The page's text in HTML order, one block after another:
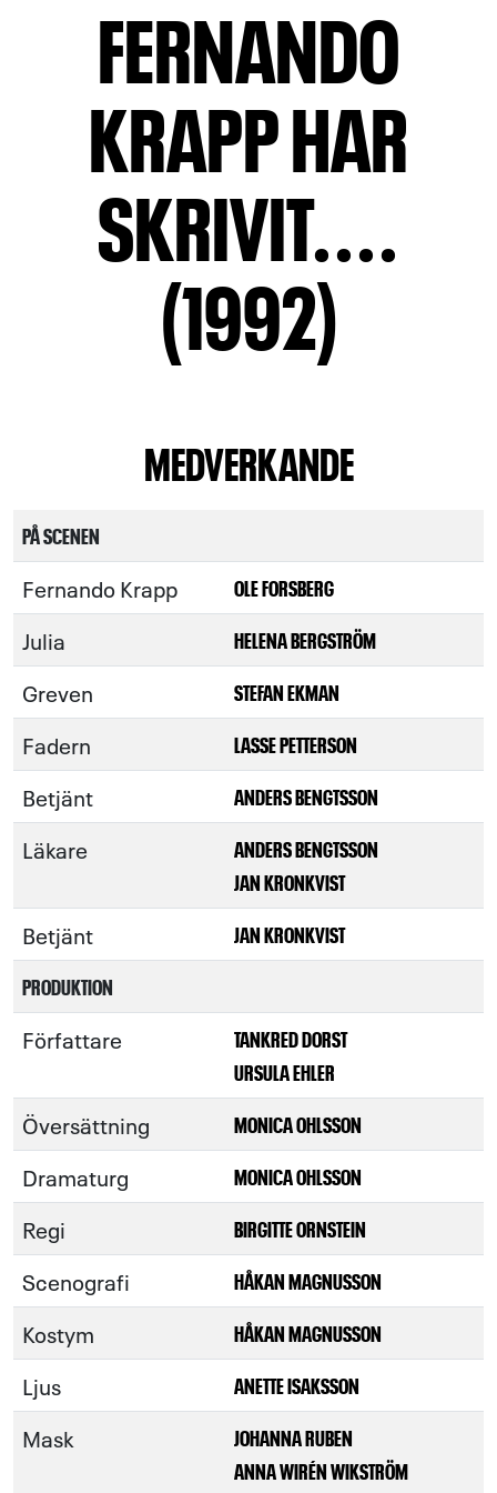
FERNANDO
KRAPP HAR
SKRIVIT....
(1992)
MEDVERKANDE
PÅ SCENEN
Fernando Krapp OLE FORSBERG
Julia HELENA BERGSTRÖM
Greven STEFAN EKMAN
Fadern LASSE PETTERSON
Betjänt ANDERS BENGTSSON
Läkare
ANDERS BENGTSSON
JAN KRONKVIST
Betjänt
JAN KRONKVIST
PRODUKTION
Författare
TANKRED DORST
URSULA EHLER
Översättning MONICA OHLSSON
Dramaturg MONICA OHLSSON
Regi BIRGITTE ORNSTEIN
Scenografi HÅKAN MAGNUSSON
Kostym HÅKAN MAGNUSSON
Ljus ANETTE ISAKSSON
Mask
JOHANNA RUBEN
ANNA WIRÉN WIKSTRÖM